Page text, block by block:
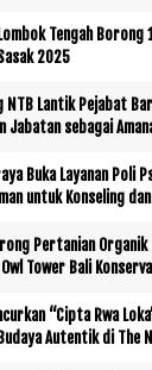
Tengah Borong
2025
NTB Lantik Pejabat
Jabatan sebagai
Buka Layanan Poli
untuk Konseling
Pertanian
Owl Tower Bali
“Cipta Rwa
Autentik di The